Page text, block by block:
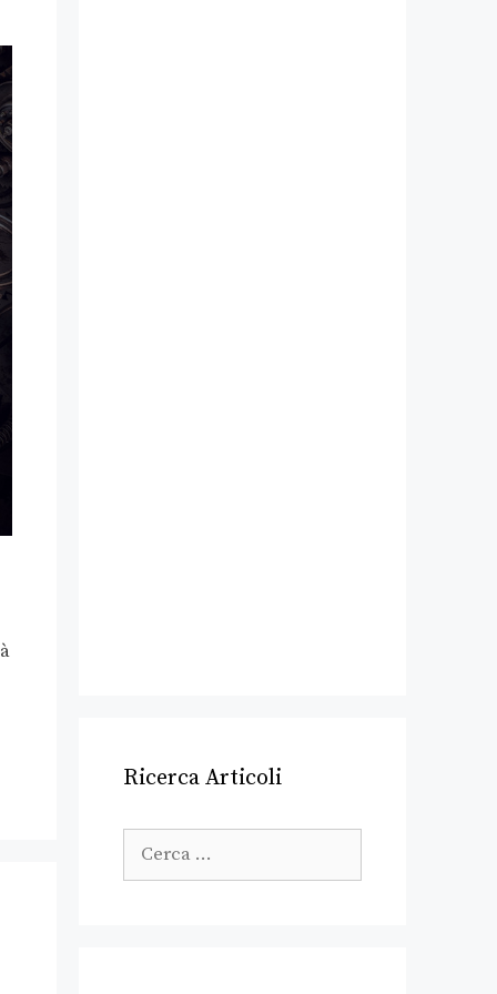
Ricerca Articoli